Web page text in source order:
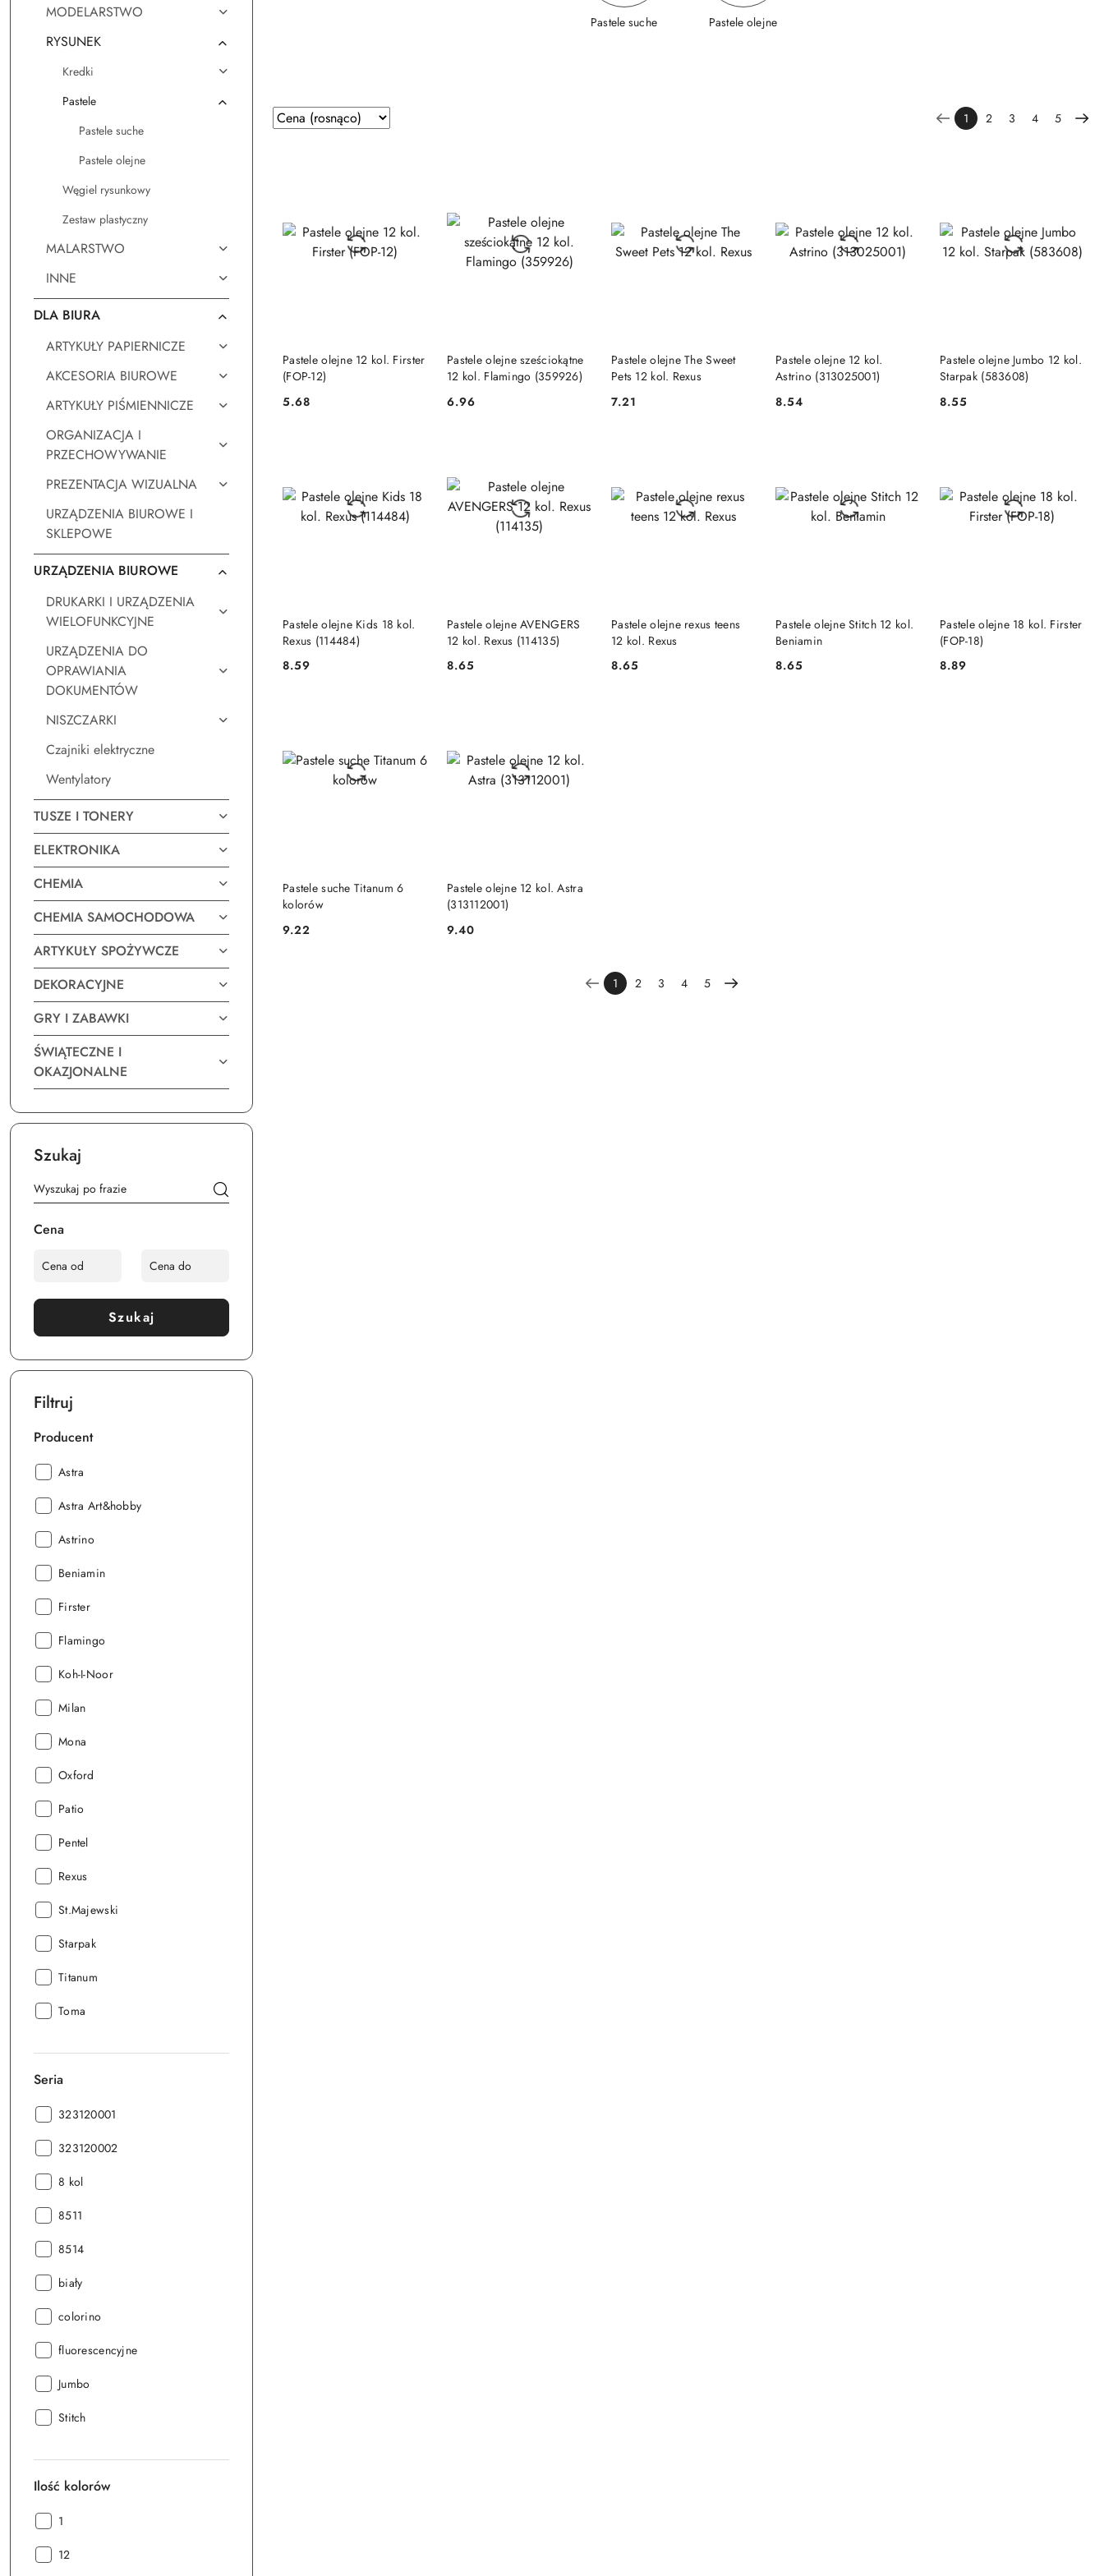
MODELARSTWO
RYSUNEK
Kredki
Pastele
Pastele suche
Pastele olejne
Węgiel rysunkowy
Zestaw plastyczny
MALARSTWO
INNE
DLA BIURA
ARTYKUŁY PAPIERNICZE
AKCESORIA BIUROWE
ARTYKUŁY PIŚMIENNICZE
ORGANIZACJA I
PRZECHOWYWANIE
PREZENTACJA WIZUALNA
URZĄDZENIA BIUROWE I
SKLEPOWE
URZĄDZENIA BIUROWE
DRUKARKI I URZĄDZENIA
WIELOFUNKCYJNE
URZĄDZENIA DO
OPRAWIANIA
DOKUMENTÓW
NISZCZARKI
Czajniki elektryczne
Wentylatory
TUSZE I TONERY
ELEKTRONIKA
CHEMIA
CHEMIA SAMOCHODOWA
ARTYKUŁY SPOŻYWCZE
DEKORACYJNE
GRY I ZABAWKI
ŚWIĄTECZNE I
OKAZJONALNE
Szukaj
Cena
Szukaj
Filtruj
Producent
Producent:
Astra
Producent:
Astra Art&hobby
Producent:
Astrino
Producent:
Beniamin
Producent:
Firster
Producent:
Flamingo
Producent:
Koh-I-Noor
Producent:
Milan
Producent:
Mona
Producent:
Oxford
Producent:
Patio
Producent:
Pentel
Producent:
Rexus
Producent:
St.Majewski
Producent:
Starpak
Producent:
Titanum
Producent:
Toma
Seria
Seria:
323120001
Seria:
323120002
Seria:
8 kol
Seria:
8511
Seria:
8514
Seria:
biały
Seria:
colorino
Seria:
fluorescencyjne
Seria:
Jumbo
Seria:
Stitch
Ilość kolorów
Ilość
1
Ilość
12
Pastele suche Pastele olejne
Zastosowano
sortowanie:
Sortuj
według
1 2 3 4 5
Pastele olejne 12 kol. Firster
(FOP-12)
Cena:
5.68
DO KOSZYKA
Pastele olejne sześciokątne
12 kol. Flamingo (359926)
Cena:
6.96
DO KOSZYKA
Pastele olejne The Sweet
Pets 12 kol. Rexus
Cena:
7.21
DO KOSZYKA
Pastele olejne 12 kol.
Astrino (313025001)
Cena:
8.54
DO KOSZYKA
Pastele olejne Jumbo 12 kol.
Starpak (583608)
Cena:
8.55
DO KOSZYKA
Pastele olejne Kids 18 kol.
Rexus (114484)
Cena:
8.59
DO KOSZYKA
Pastele olejne AVENGERS
12 kol. Rexus (114135)
Cena:
8.65
DO KOSZYKA
Pastele olejne rexus teens
12 kol. Rexus
Cena:
8.65
DO KOSZYKA
Pastele olejne Stitch 12 kol.
Beniamin
Cena:
8.65
DO KOSZYKA
Pastele olejne 18 kol. Firster
(FOP-18)
Cena:
8.89
DO KOSZYKA
Pastele suche Titanum 6
kolorów
Cena:
9.22
DO KOSZYKA
Pastele olejne 12 kol. Astra
(313112001)
Cena:
9.40
DO KOSZYKA
1 2 3 4 5